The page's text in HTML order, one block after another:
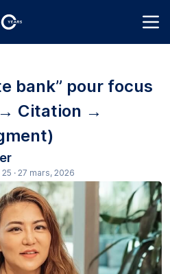
bank” pour focus
Citation →
· 27 mars, 2026